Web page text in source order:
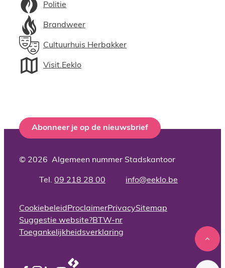
Politie
Brandweer
Cultuurhuis Herbakker
Visit.Eeklo
Abonneer je op de nieuwsbrief
© 2026 Algemeen nummer Stadskantoor
09 218 28 00 info@eeklo.be
Cookiebeleid ProclaimerPrivacySitemap
Suggestie website?BTW-nr
Toegankelijkheidsverklaring
LCP nv 2026 ©